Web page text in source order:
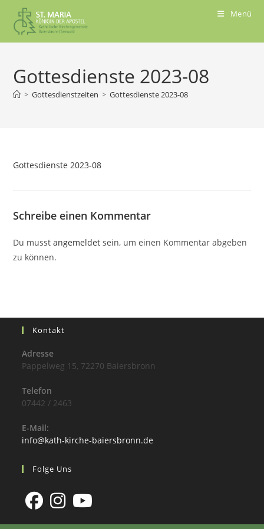
Menü
Gottesdienste 2023-08
> Gottesdienstzeiten > Gottesdienste 2023-08
Gottesdienste 2023-08
Schreibe einen Kommentar
Du musstangemeldet sein, um einen Kommentar abgeben
zu können.
Kontakt
Adresse
Pappelweg 15, 72270 Baiersbronn
Telefon
07442 / 2463
E-Mail:
info@kath-kirche-baiersbronn.de
Folge Uns